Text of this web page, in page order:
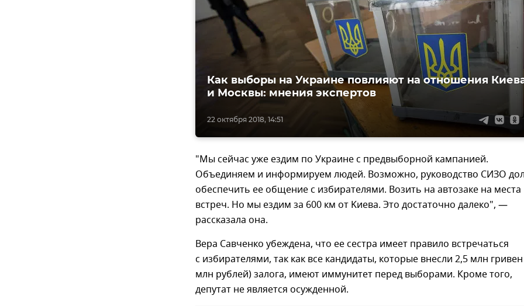
22 октября 2018, 14:51
Как выборы на Украине повлияют на отношения
и Москвы: мнения экспертов
"Мы сейчас уже ездим по Украине с предвыборной кампанией.
Объединяем и информируем людей. Возможно, руководство СИЗО
обеспечить ее общение с избирателями. Возить на автозаке на места
встреч. Но мы ездим за 600 км от Kиева. Это достаточно далеко", —
рассказала она.
Вера Савченко убеждена, что ее сестра имеет правило встречаться
с избирателями, так как все кандидаты, которые внесли 2,5 млн
млн рублей) залога, имеют иммунитет перед выборами. Кроме того,
депутат не является осужденной.